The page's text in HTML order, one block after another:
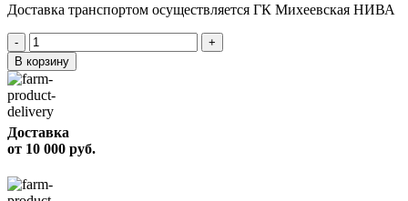
Доставка транспортом осуществляется ГК Михеевская НИВА
Количество
товара
Шейный
отруб
свиной
В корзину
Доставка
от 10 000 руб.